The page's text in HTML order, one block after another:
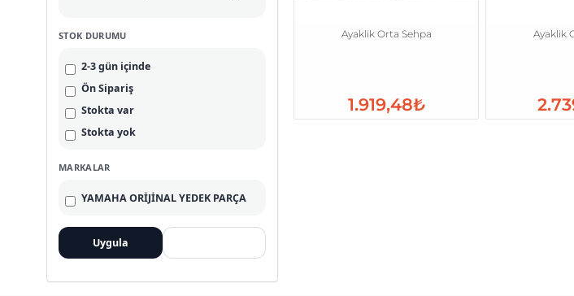
STOK DURUMU
2-3 gün içinde
Ön Sipariş
Stokta var
Stokta yok
MARKALAR
YAMAHA ORİJİNAL YEDEK PARÇA
Uygula
Ayaklik Orta Sehpa
1.919,48₺
Ayaklik